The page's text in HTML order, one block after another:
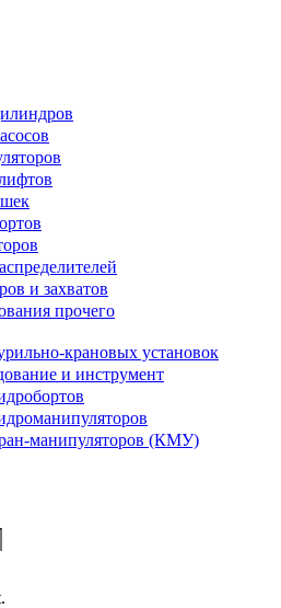
и захватов
прочего
крановых установок
и инструмент
манипуляторов (КМУ)